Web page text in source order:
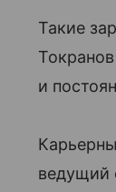
Такие
и
ведущий